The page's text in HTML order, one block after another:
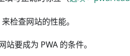
来检查网站的性能。
站要成为 PWA 的条件。